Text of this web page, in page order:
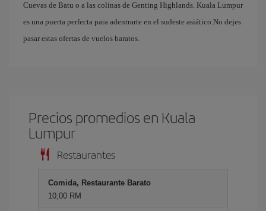
Cuevas de Batu o a las colinas de Genting Highlands. Kuala Lumpur
es una puerta perfecta para adentrarte en el sudeste asiático.No dejes
pasar estas ofertas de vuelos baratos.
Precios promedios en Kuala
Lumpur
Restaurantes
Comida, Restaurante Barato
10,00 RM